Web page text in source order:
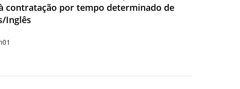
contratação por tempo determinado de
Inglês